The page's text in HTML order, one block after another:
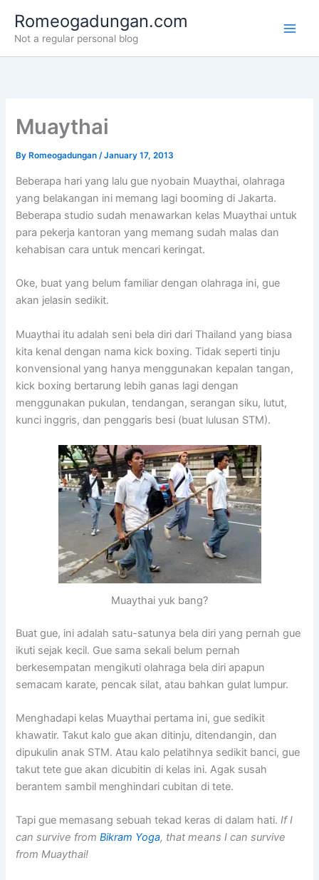
content
Romeogadungan.com
Not a regular personal blog
Muaythai
By Romeogadungan/January 17, 2013
Beberapa hari yang lalu gue nyobain Muaythai, olahraga
yang belakangan ini memang lagi booming di Jakarta.
Beberapa studio sudah menawarkan kelas Muaythai untuk
para pekerja kantoran yang memang sudah malas dan
kehabisan cara untuk mencari keringat.
Oke, buat yang belum familiar dengan olahraga ini, gue
akan jelasin sedikit.
Muaythai itu adalah seni bela diri dari Thailand yang biasa
kita kenal dengan nama kick boxing. Tidak seperti tinju
konvensional yang hanya menggunakan kepalan tangan,
kick boxing bertarung lebih ganas lagi dengan
menggunakan pukulan, tendangan, serangan siku, lutut,
kunci inggris, dan penggaris besi (buat lulusan STM).
Muaythai yuk bang?
Buat gue, ini adalah satu-satunya bela diri yang pernah gue
ikuti sejak kecil. Gue sama sekali belum pernah
berkesempatan mengikuti olahraga bela diri apapun
semacam karate, pencak silat, atau bahkan gulat lumpur.
Menghadapi kelas Muaythai pertama ini, gue sedikit
khawatir. Takut kalo gue akan ditinju, ditendangin, dan
dipukulin anak STM. Atau kalo pelatihnya sedikit banci, gue
takut tete gue akan dicubitin di kelas ini. Agak susah
berantem sambil menghindari cubitan di tete.
Tapi gue memasang sebuah tekad keras di dalam hati.If I
can survive fromBikram Yoga, that means I can survive
from Muaythai!